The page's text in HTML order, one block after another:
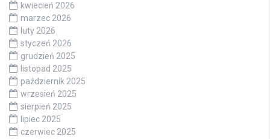
kwiecień 2026
marzec 2026
luty 2026
styczeń 2026
grudzień 2025
listopad 2025
październik 2025
wrzesień 2025
sierpień 2025
lipiec 2025
czerwiec 2025